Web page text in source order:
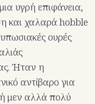
υγρή επιφάνεια,
και χαλαρά hobble
ουρές
Ήταν η
αντίβαρο για
μεν αλλά πολύ